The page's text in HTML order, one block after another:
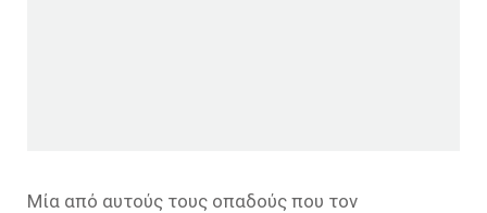
Μία από αυτούς τους οπαδούς που τον